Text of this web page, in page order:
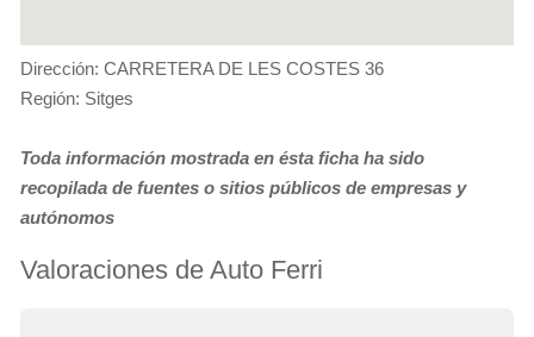
Dirección: CARRETERA DE LES COSTES 36
Región: Sitges
Toda información mostrada en ésta ficha ha sido
recopilada de fuentes o sitios públicos de empresas y
autónomos
Valoraciones de Auto Ferri